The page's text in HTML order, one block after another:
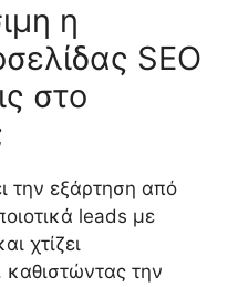
η
SEO
στο
την εξάρτηση από
leads με
χτίζει
καθιστώντας την